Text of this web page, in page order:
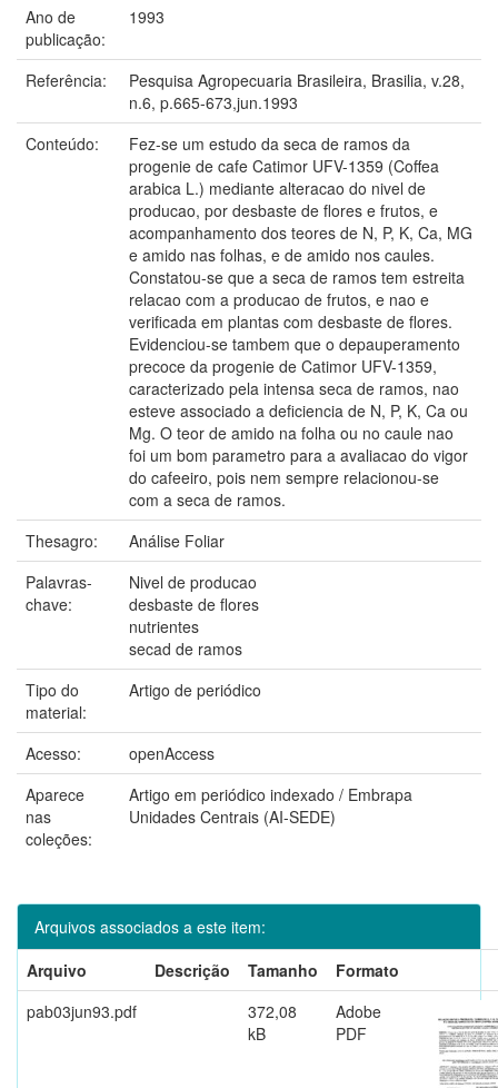
Ano de
publicação:
1993
Referência:
Pesquisa Agropecuaria Brasileira, Brasilia, v.28,
n.6, p.665-673,jun.1993
Conteúdo:
Fez-se um estudo da seca de ramos da
progenie de cafe Catimor UFV-1359 (Coffea
arabica L.) mediante alteracao do nivel de
producao, por desbaste de flores e frutos, e
acompanhamento dos teores de N, P, K, Ca, MG
e amido nas folhas, e de amido nos caules.
Constatou-se que a seca de ramos tem estreita
relacao com a producao de frutos, e nao e
verificada em plantas com desbaste de flores.
Evidenciou-se tambem que o depauperamento
precoce da progenie de Catimor UFV-1359,
caracterizado pela intensa seca de ramos, nao
esteve associado a deficiencia de N, P, K, Ca ou
Mg. O teor de amido na folha ou no caule nao
foi um bom parametro para a avaliacao do vigor
do cafeeiro, pois nem sempre relacionou-se
com a seca de ramos.
Thesagro:
Análise Foliar
Palavras-
chave:
Nivel de producao
desbaste de flores
nutrientes
secad de ramos
Tipo do
material:
Artigo de periódico
Acesso:
openAccess
Aparece
nas
coleções:
Artigo em periódico indexado / Embrapa
Unidades Centrais (AI-SEDE)
Arquivos associados a este item:
Arquivo
Descrição Tamanho
Formato
pab03jun93.pdf
372,08
kB
Adobe
PDF